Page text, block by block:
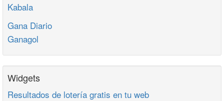
Kabala
Gana Diario
Ganagol
Widgets
Resultados de lotería gratis en tu web